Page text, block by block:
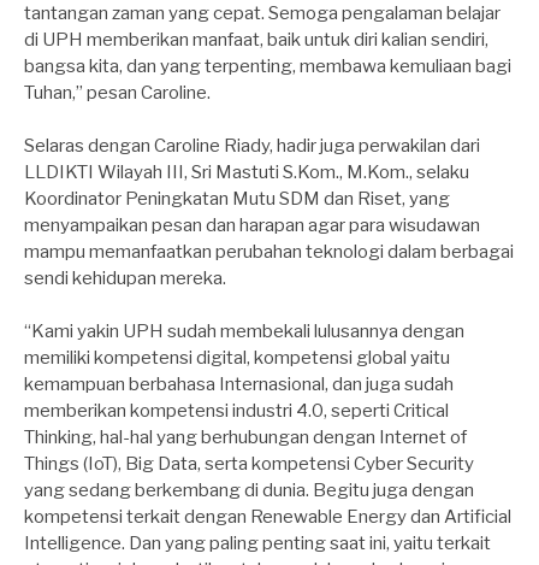
tantangan zaman yang cepat. Semoga pengalaman belajar
di UPH memberikan manfaat, baik untuk diri kalian sendiri,
bangsa kita, dan yang terpenting, membawa kemuliaan bagi
Tuhan,” pesan Caroline.
Selaras dengan Caroline Riady, hadir juga perwakilan dari
LLDIKTI Wilayah III, Sri Mastuti S.Kom., M.Kom., selaku
Koordinator Peningkatan Mutu SDM dan Riset, yang
menyampaikan pesan dan harapan agar para wisudawan
mampu memanfaatkan perubahan teknologi dalam berbagai
sendi kehidupan mereka.
“Kami yakin UPH sudah membekali lulusannya dengan
memiliki kompetensi digital, kompetensi global yaitu
kemampuan berbahasa Internasional, dan juga sudah
memberikan kompetensi industri 4.0, seperti Critical
Thinking, hal-hal yang berhubungan dengan Internet of
Things (IoT), Big Data, serta kompetensi Cyber Security
yang sedang berkembang di dunia. Begitu juga dengan
kompetensi terkait dengan Renewable Energy dan Artificial
Intelligence. Dan yang paling penting saat ini, yaitu terkait